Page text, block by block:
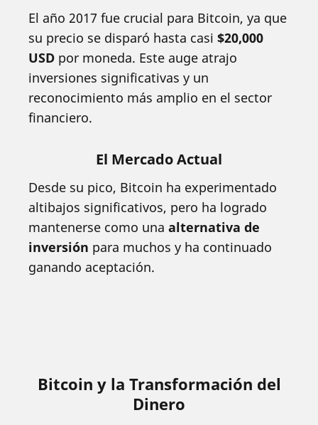
El año 2017 fue crucial para Bitcoin, ya que
su precio se disparó hasta casi $20,000
USD por moneda. Este auge atrajo
inversiones significativas y un
reconocimiento más amplio en el sector
financiero.
El Mercado Actual
Desde su pico, Bitcoin ha experimentado
altibajos significativos, pero ha logrado
mantenerse como una alternativa de
inversión para muchos y ha continuado
ganando aceptación.
Bitcoin y la Transformación del
Dinero